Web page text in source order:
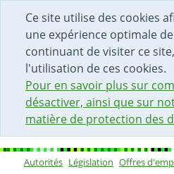
Ce site utilise des cookies
une expérience optimale
continuant de visiter ce
l'utilisation de ces cookies.
Pour en savoir plus sur
désactiver, ainsi que sur
matière de protection des
DÉBUT DU CONTENU DE LA
ACCÈS AU CHAMP DE
PAGE D'ACCUEIL
FORMULAIRE DE CONTACT
Autorités Législation Offres